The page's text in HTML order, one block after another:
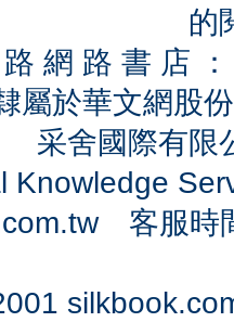
的
網 路 書 店
屬於華文網股
采舍國際有
Knowledge
客服時